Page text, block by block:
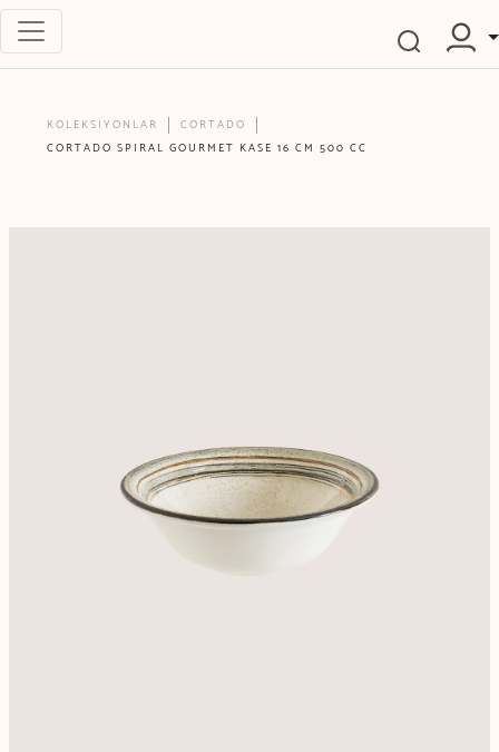
KOLEKSİYONLAR
CORTADO
CORTADO SPIRAL GOURMET KASE 16 CM 500 CC